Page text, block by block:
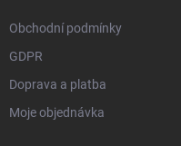
Obchodní podmínky
GDPR
Doprava a platba
Moje objednávka